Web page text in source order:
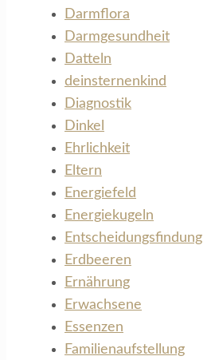
Darmflora
Darmgesundheit
Datteln
deinsternenkind
Diagnostik
Dinkel
Ehrlichkeit
Eltern
Energiefeld
Energiekugeln
Entscheidungsfindung
Erdbeeren
Ernährung
Erwachsene
Essenzen
Familienaufstellung